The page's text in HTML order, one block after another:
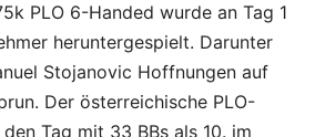
PLO 6-Handed wurde an Tag 1
heruntergespielt. Darunter
Stojanovic Hoffnungen auf
Der österreichische PLO-
Tag mit 33 BBs als 10. im